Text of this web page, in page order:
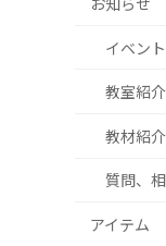
お知らせ
イベント
教室紹介
教材紹介
質問、
アイテム